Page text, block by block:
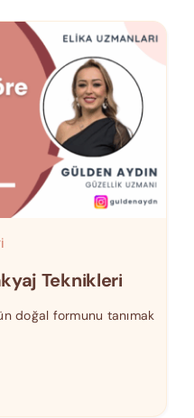
Teknikleri
doğal formunu tanımak